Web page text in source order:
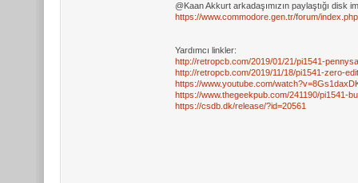
@Kaan Akkurt arkadaşımızın paylaştığı disk
https://www.commodore.gen.tr/forum/
Yardımcı linkler:
http://retropcb.com/2019/01/21/pi1541-
http://retropcb.com/2019/11/18/pi1541-zero-
https://www.youtube.com/
https://www.thegeekpub.com/241190/pi1541-
https://csdb.dk/release/?id=20561